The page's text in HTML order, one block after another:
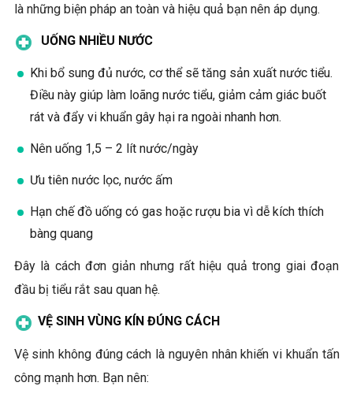
là những biện pháp an toàn và hiệu quả bạn nên áp dụng.
UỐNG NHIỀU NƯỚC
Khi bổ sung đủ nước, cơ thể sẽ tăng sản xuất nước tiểu.
Điều này giúp làm loãng nước tiểu, giảm cảm giác buốt
rát và đẩy vi khuẩn gây hại ra ngoài nhanh hơn.
Nên uống 1,5 – 2 lít nước/ngày
Ưu tiên nước lọc, nước ấm
Hạn chế đồ uống có gas hoặc rượu bia vì dễ kích thích
bàng quang
Đây là cách đơn giản nhưng rất hiệu quả trong giai đoạn
đầu bị tiểu rắt sau quan hệ.
VỆ SINH VÙNG KÍN ĐÚNG CÁCH
Vệ sinh không đúng cách là nguyên nhân khiến vi khuẩn tấn
công mạnh hơn. Bạn nên: